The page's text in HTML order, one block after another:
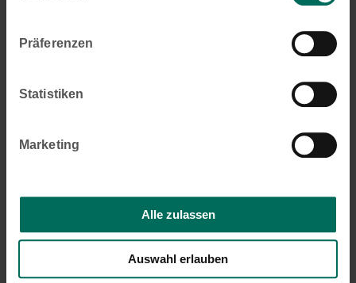
Präferenzen
Statistiken
Marketing
Alle zulassen
Auswahl erlauben